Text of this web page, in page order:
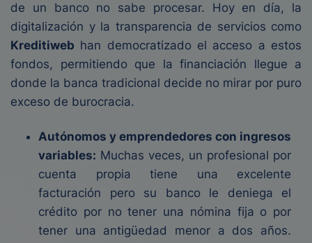
de un banco no sabe procesar. Hoy en día, la
digitalización y la transparencia de servicios como
Kreditiweb han democratizado el acceso a estos
fondos, permitiendo que la financiación llegue a
donde la banca tradicional decide no mirar por puro
exceso de burocracia.
Autónomos y emprendedores con ingresos
variables: Muchas veces, un profesional por
cuenta propia tiene una excelente
facturación pero su banco le deniega el
crédito por no tener una nómina fija o por
tener una antigüedad menor a dos años.